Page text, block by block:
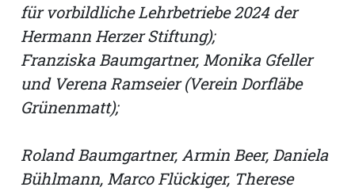
für vorbildliche Lehrbetriebe 2024 der
Hermann Herzer Stiftung);
Franziska Baumgartner, Monika Gfeller
und Verena Ramseier (Verein Dorfläbe
Grünenmatt);
Roland Baumgartner, Armin Beer, Daniela
Bühlmann, Marco Flückiger, Therese